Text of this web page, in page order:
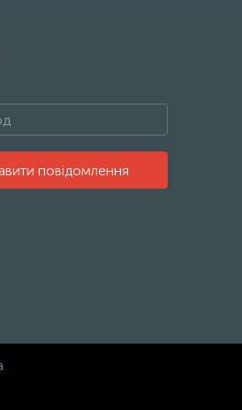
повідомлення